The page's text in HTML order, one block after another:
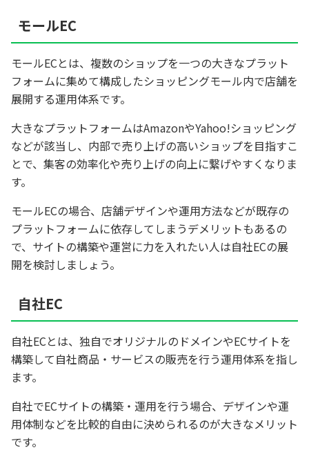
モールEC
モールECとは、複数のショップを一つの大きなプラット
フォームに集めて構成したショッピングモール内で店舗を
展開する運用体系です。
大きなプラットフォームはAmazonやYahoo!ショッピング
などが該当し、内部で売り上げの高いショップを目指すこ
とで、集客の効率化や売り上げの向上に繋げやすくなりま
す。
モールECの場合、店舗デザインや運用方法などが既存の
プラットフォームに依存してしまうデメリットもあるの
で、サイトの構築や運営に力を入れたい人は自社ECの展
開を検討しましょう。
自社EC
自社ECとは、独自でオリジナルのドメインやECサイトを
構築して自社商品・サービスの販売を行う運用体系を指し
ます。
自社でECサイトの構築・運用を行う場合、デザインや運
用体制などを比較的自由に決められるのが大きなメリット
です。